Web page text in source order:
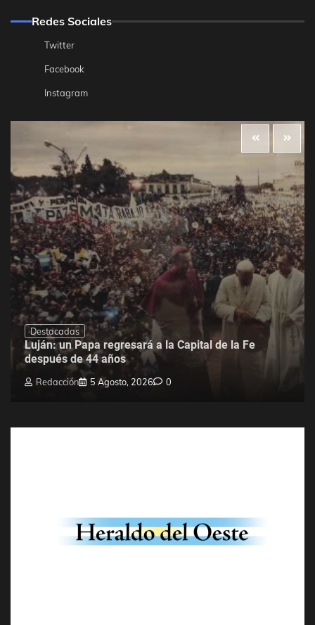
Redes Sociales
Twitter
Facebook
Instagram
Destacadas
Luján: un Papa regresará a la Capital de la Fe
después de 44 años
Redacción 5 Agosto, 2026 0